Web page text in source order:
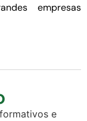
empresas
e